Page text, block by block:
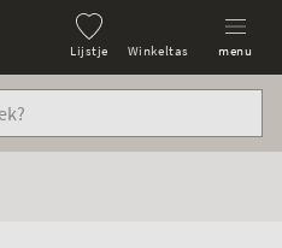
Lijstje Winkeltas menu